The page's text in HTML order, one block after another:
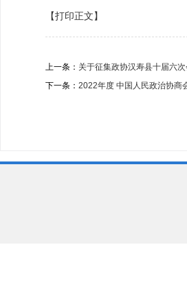
【打印正文】
上一条： 关于征集政协汉寿县十届六
下一条： 2022年度 中国人民政治协商